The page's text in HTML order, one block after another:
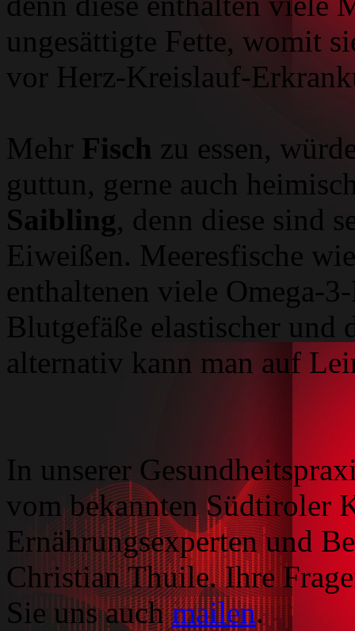
ungesättigte Fette, womit
vor Herz-Kreislauf-
Mehr Fisch zu essen,
guttun, gerne auch
Saibling, denn diese sind
Eiweißen. Meeresfische
enthaltenen viele Omega-
Blutgefäße elastischer und
alternativ kann man auf
In unserer
vom bekannten Südtiroler
Ernährungsexperten und
Christian Thuile. Ihre
Sie uns auchmailen.